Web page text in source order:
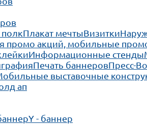
Плакат мечтыВизитки
промо акций, мобильные
Информационные стенды
Печать баннеровПресс-
выставочные
ап
Y - баннер